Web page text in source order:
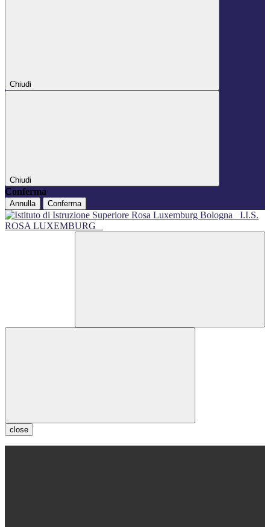
Chiudi
Chiudi
Conferma
Annulla Conferma
I.I.S.
ROSA LUXEMBURG
close